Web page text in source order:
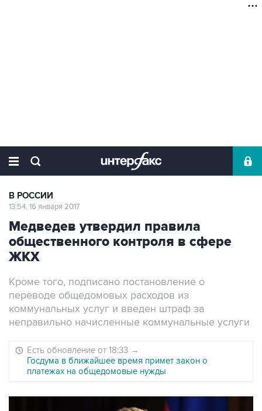
В РОССИИ
13:54, 16 января 2017
Медведев утвердил правила
общественного контроля в сфере
ЖКХ
Кроме того, подписано постановление о
переводе общедомовых расходов из
коммунальных услуг и введен штраф за
неправильно начисленные коммунальные услуги
Есть обновление от 18:33 →
Госдума в ближайшее время примет закон о
платежах на общедомовые нужды